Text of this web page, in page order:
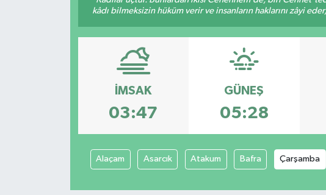
kâdı bilmeksizin hüküm verir ve insanların haklarını zâyi
İMSAK
03:47
GÜNEŞ
05:28
Alaçam Asarcık Atakum Bafra Çarşamba